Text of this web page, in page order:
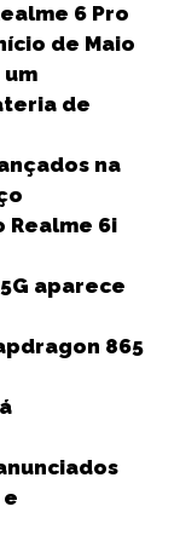
a
r
e
6 Pro
de Maio
de
na
Realme 6i
aparece
865
e